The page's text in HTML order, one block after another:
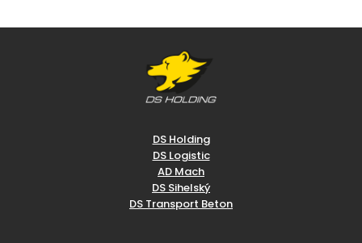
DS Holding
DS Logistic
AD Mach
DS Sihelský
DS Transport Beton